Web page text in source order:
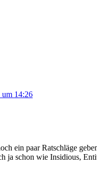
um 14:26
ein paar Ratschläge
ja schon wie Insidious,